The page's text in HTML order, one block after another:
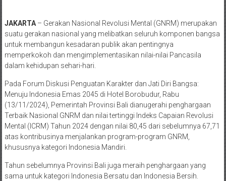
JAKARTA– Gerakan Nasional Revolusi Mental (GNRM) merupakan
suatu gerakan nasional yang melibatkan seluruh komponen bangsa
untuk membangun kesadaran publik akan pentingnya
memperkokoh dan mengimplementasikan nilai-nilai Pancasila
dalam kehidupan sehari-hari.
Pada Forum Diskusi Penguatan Karakter dan Jati Diri Bangsa:
Menuju Indonesia Emas 2045 di Hotel Borobudur, Rabu
(13/11/2024), Pemerintah Provinsi Bali dianugerahi penghargaan
Terbaik Nasional GNRM dan nilai tertinggi Indeks Capaian Revolusi
Mental (ICRM) Tahun 2024 dengan nilai 80,45 dari sebelumnya 67,71
atas kontribusinya menjalankan program-program GNRM,
khususnya kategori Indonesia Mandiri.
Tahun sebelumnya Provinsi Bali juga meraih penghargaan yang
sama untuk kategori Indonesia Bersatu dan Indonesia Bersih.